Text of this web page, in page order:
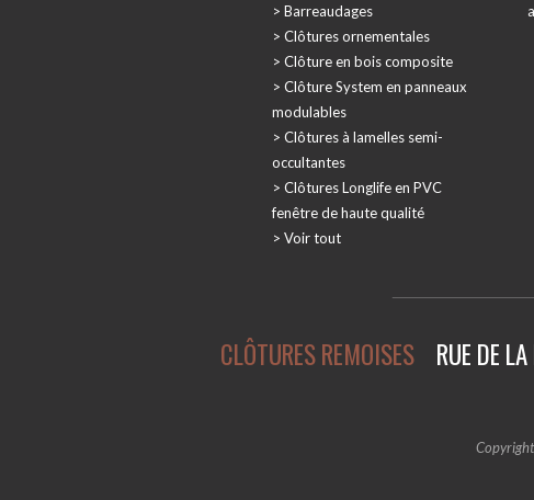
Barreaudages
Clôtures ornementales
Clôture en bois composite
Clôture System en panneaux
modulables
Clôtures à lamelles semi-
occultantes
Clôtures Longlife en PVC
fenêtre de haute qualité
Voir tout
CLÔTURES REMOISES RUE DE